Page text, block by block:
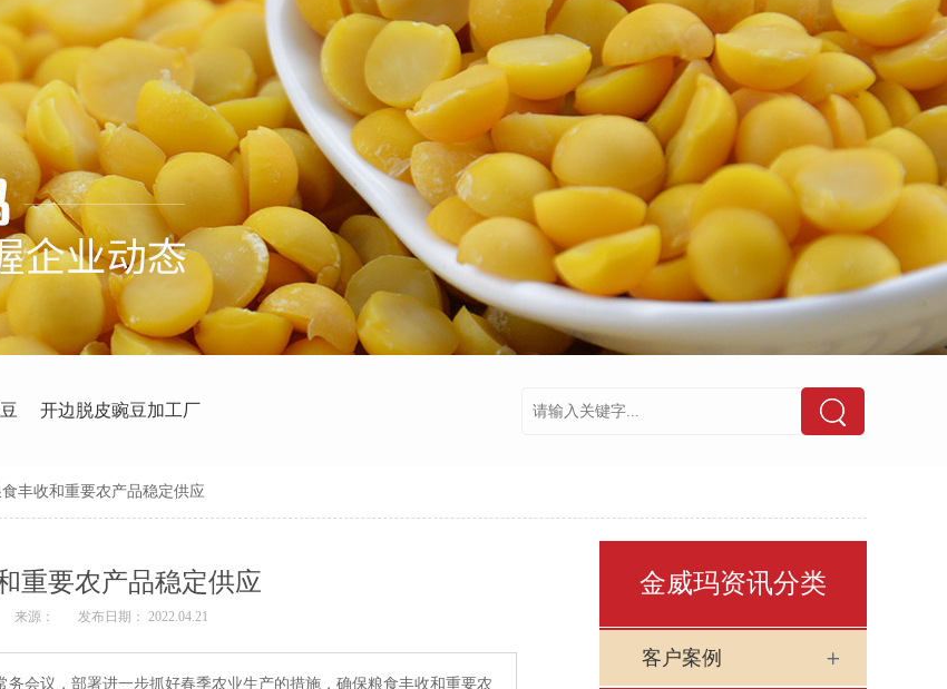
开边脱皮豌豆加工厂
丰收和重要农产品稳定供应
重要农产品稳定供应
来源： 发布日期： 2022.04.21
会议，部署进一步抓好春季农业生产的措施，确保粮食丰收和重要农
金威玛资讯分类
客户案例